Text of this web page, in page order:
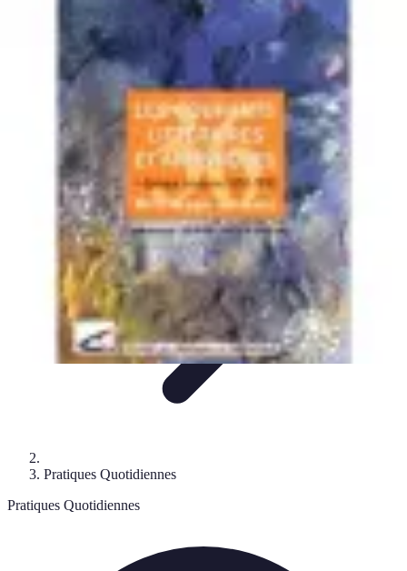
Santé Ayurvédique
Santé et Bien-être Pratiques et Rituels Équilibre des
Plantes et Remèdes
Santé Ayurvédique
Pratiques Quotidiennes
Pratiques Quotidiennes